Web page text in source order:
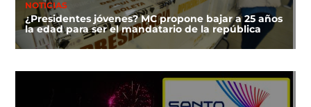
NOTICIAS
¿Presidentes jóvenes? MC propone bajar a 25 años
la edad para ser el mandatario de la república